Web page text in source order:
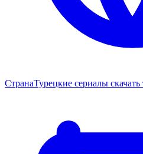
СтранаТурецкие сериалы скачать